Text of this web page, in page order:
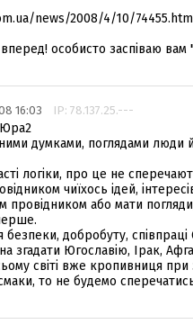
news/2008/4/10/74455.htm
особисто заспіваю вам
16:03 IP: 78.137.25.---
Юра2
думками, поглядами люди
логіки, про це не
чиїхось ідей,
або мати
добробуту,
згадати Югославію, Ірак,
світі вже кропивниця
то не будемо